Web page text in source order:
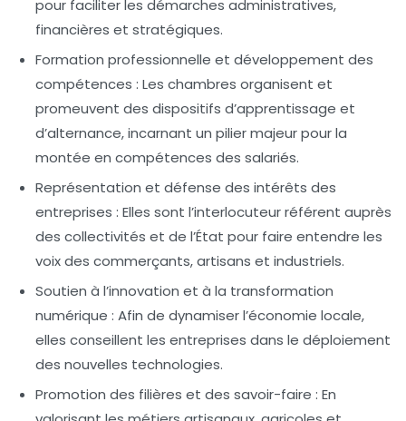
pour faciliter les démarches administratives,
financières et stratégiques.
Formation professionnelle et développement des
compétences : Les chambres organisent et
promeuvent des dispositifs d’apprentissage et
d’alternance, incarnant un pilier majeur pour la
montée en compétences des salariés.
Représentation et défense des intérêts des
entreprises : Elles sont l’interlocuteur référent auprès
des collectivités et de l’État pour faire entendre les
voix des commerçants, artisans et industriels.
Soutien à l’innovation et à la transformation
numérique : Afin de dynamiser l’économie locale,
elles conseillent les entreprises dans le déploiement
des nouvelles technologies.
Promotion des filières et des savoir-faire : En